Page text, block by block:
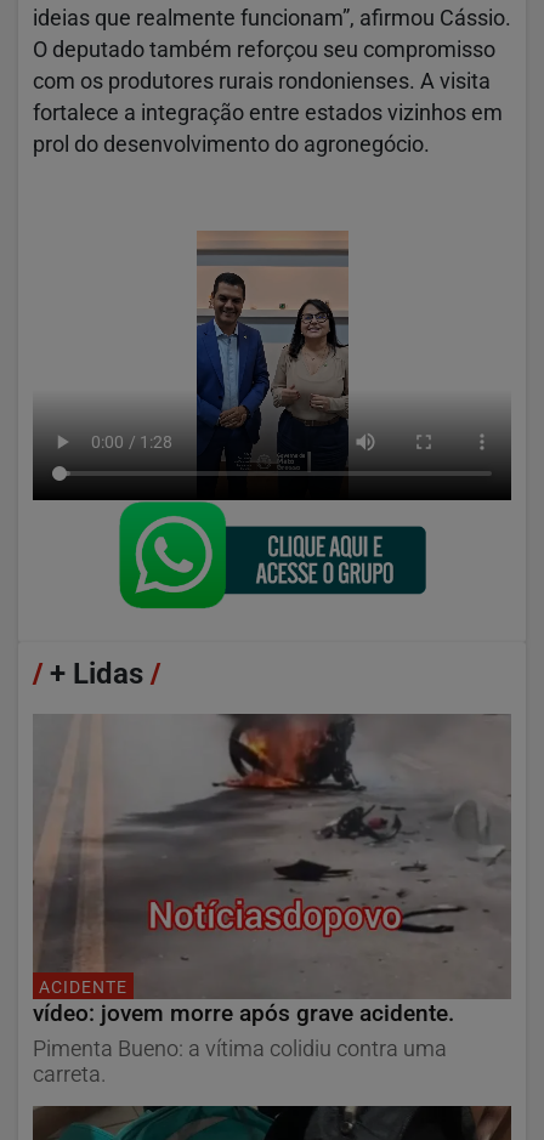
ideias que realmente funcionam”, afirmou Cássio.
O deputado também reforçou seu compromisso
com os produtores rurais rondonienses. A visita
fortalece a integração entre estados vizinhos em
prol do desenvolvimento do agronegócio.
/ + Lidas /
ACIDENTE
vídeo: jovem morre após grave acidente.
Pimenta Bueno: a vítima colidiu contra uma
carreta.